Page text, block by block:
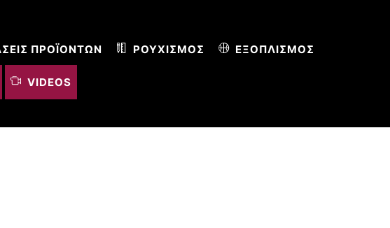
ΠΡΟΪΌΝΤΩΝ ΡΟΥΧΙΣΜΌΣ ΕΞΟΠΛΙΣΜΌΣ
VIDEOS